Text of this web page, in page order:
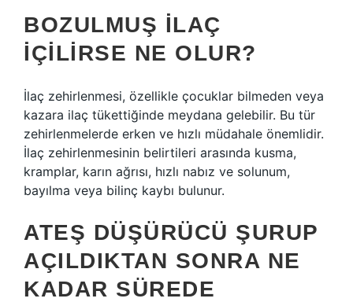
BOZULMUŞ ILAÇ
IÇILIRSE NE OLUR?
İlaç zehirlenmesi, özellikle çocuklar bilmeden veya
kazara ilaç tükettiğinde meydana gelebilir. Bu tür
zehirlenmelerde erken ve hızlı müdahale önemlidir.
İlaç zehirlenmesinin belirtileri arasında kusma,
kramplar, karın ağrısı, hızlı nabız ve solunum,
bayılma veya bilinç kaybı bulunur.
ATEŞ DÜŞÜRÜCÜ ŞURUP
AÇILDIKTAN SONRA NE
KADAR SÜREDE